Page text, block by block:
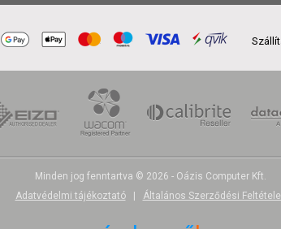
Minden jog fenntartva © 2026 - Oázis Computer Kft.
Adatvédelmi tájékoztató
Általános Szerződési